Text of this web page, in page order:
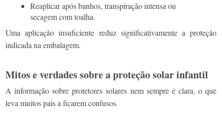
Reaplicar após banhos, transpiração intensa ou
secagem com toalha.
Uma aplicação insuficiente reduz significativamente a proteção
indicada na embalagem.
Mitos e verdades sobre a proteção solar infantil
A informação sobre protetores solares nem sempre é clara, o que
leva muitos pais a ficarem confusos.